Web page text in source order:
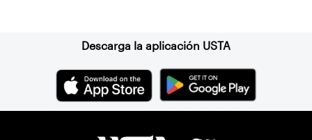
Descarga la aplicación USTA